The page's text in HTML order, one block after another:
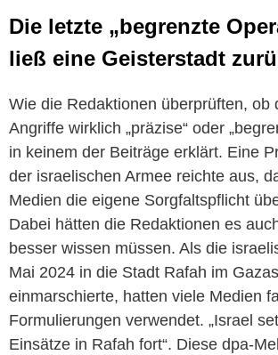
Die letzte „begrenzte
ließ eine Geisterstadt
Wie die Redaktionen überprüften, ob
Angriffe wirklich „präzise“ oder
in keinem der Beiträge erklärt. Eine
der israelischen Armee reichte aus,
Medien die eigene Sorgfaltspflicht
Dabei hätten die Redaktionen es
besser wissen müssen. Als die
Mai 2024 in die Stadt Rafah im
einmarschierte, hatten viele Medien
Formulierungen verwendet. „Israel
Einsätze in Rafah fort“. Diese dpa-